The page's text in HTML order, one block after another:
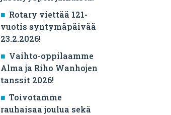
Rotary viettää 121-
vuotis syntymäpäivää
23.2.2026!
Vaihto-oppilaamme
Alma ja Riho Wanhojen
tanssit 2026!
Toivotamme
rauhaisaa joulua sekä